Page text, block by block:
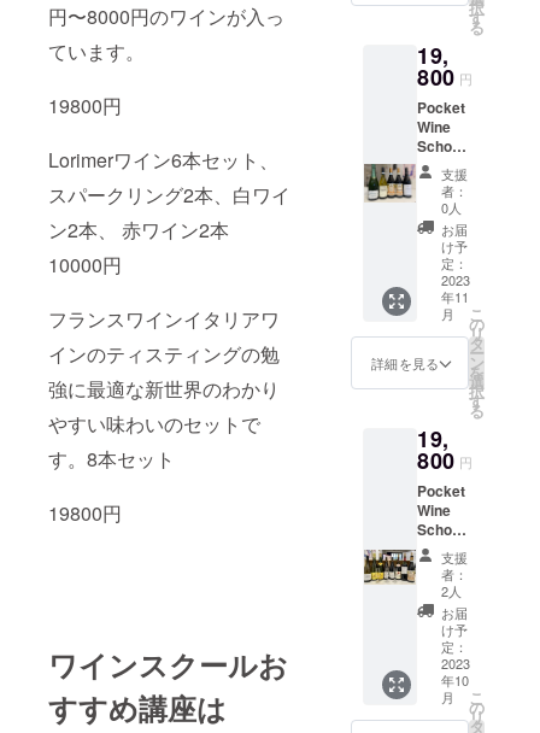
円〜8000円のワインが入っ
ています。
19800円
Lorimerワイン6本セット、
スパークリング2本、白ワイ
ン2本、 赤ワイン2本
10000円
フランスワインイタリアワ
インのティスティングの勉
強に最適な新世界のわかり
やすい味わいのセットで
す。8本セット
19800円
ワインスクールお
すすめ講座は
の白ト
がけ）
他、ゴ
ルゴン
ゾーラ
基づく
定商取
引に関
する法
律」に
基づき
以下に
明示い
たしま
す。
https://
pocket-
wine-
school.
com/co
urse_d
escripti
on.html
な味わ
いにク
ナワラ
らしさ
が感じ
られま
す。 特
定商取
引法及
び酒税
法に基
づく表
示特定
商取引
に関す
律」に
基づき
明示い
たしま
す。
https://
pocket-
wine-
school.
com/co
urse_d
escripti
on.html
相性料
理：香
りが高
く、タ
ンニン
分の多
いので
仔牛ジ
ビエ料
理、癖
のある
チー
ズ、 特
定商取
引法及
法に基
づく表
に関す
る法
律」に
基づき
以下に
明示い
たしま
す。
https://
pocket-
wine-
school.
com/co
urse_d
escripti
好きと
いう方
にこの
講座が
できま
した。
ワイン
産地を
代表す
る著名
な造り
手から
新進気
鋭の生
ど、
『人や
ル』の
個性を
中心
に、ぶ
どう品
種の個
性や風
土を知
るだけ
ではな
く、有
名作り
手個性
やワイ
ンの個
pocket-
school.
com/co
urse_d
escripti
on.html
インの
コース
料理
（人数
により
変わり
ます）
つきで
す。お
食事：
自家製
スモー
クサー
モン、
ピエモ
ンテ風
鶏ハ
ム、レ
ダー
ド、牡
蠣の
シャン
パー
ニュ
風、エ
スカル
ゴバ
タ、グ
ラタン
ドフィ
ノワ、
スキャ
ロッ
ピー
てもな
な舌触
りのワ
インで
す。 3
の解説
です。
格付け
はそれ
以上と
評価さ
れ、高
品質の
ワイン
を作り
続けて
いるサ
ンジュ
リアン
の4級
トー、
CH ブラ
ネール
デュク
リュの
総支配
人ジャ
ン・ド
ミニ
ク・
ヴィ
ドー氏
が作っ
たプラ
ヴェー
などや
い中に
複雑な
香りを
もつ。
完熟し
た果実
に、タ
ンニン
が溶け
込ん
で、と
てもな
めらか
な舌触
りのワ
インで
す。 3
の解説
です。
はそれ
以上と
評価さ
れ、高
品質の
ワイン
を作り
続けて
いるサ
ンジュ
リアン
の4級
シャ
トー、
CH ブラ
ネール
れた味
2,2AOC
Bourgo
gne
Blanc
カー
ヴ・
ド・
リュ
ニー
Cave
de
Lugny2
021 ■ブ
ルゴー
ニュ最
大級の
生産
者 ・
約1400
タール
という
膨大な
畑を擁
し、フ
ランス
AOCワ
イン生
産者で
10指に
数えら
れる規
模。
・年間
約1300
万本に
スが見
事な調
和を見
せてい
ます。
柑橘系
果実や
ブリオ
シュを
想わせ
る複雑
な香り
があ
り、フ
ローラ
和の取
れた味
2,2AOC
Bourgo
gne
Blanc
カー
ヴ・
ド・
リュ
ニー
Cave
de
Lugny2
021 ■ブ
ルゴー
ニュ最
大級の
Bourgo
gne
Blanc
カー
ヴ・
ド・
リュ
ニー
Cave
de
Lugny
ブル
ゴー
ニュ最
大級の
シトラ
ス、蜂
ルナッ
ツ、ア
カシア
の花な
どの繊
細な香
り。ク
リアー
で爽や
かなコ
ストパ
フォー
マンス
性に優
れたブ
"特級、
1級に匹
る“別格
の村”、
内陸
ヴァ
レ・
ド・
ラ・マ
ルヌ
「モン
ティ
ニー・
ス・
ティヨ
ン村」
ワール
と優れ
た栽培
から、
100％樽
発酵＆
樽熟成
の本格
派シャ
ンパー
ニュ" 2,
シャン
パー
ニュ
Ｊ．コ
入って
いま
す。
1,
Francia
corta(
フラン
チャコ
ルタ)
Brut(ブ
リュッ
ト) NV
DOCGL
Marche
sineFR
ANCIA
CORTA
レ マル
ケジー
ンチャ
コルタ
ブ
リュッ
ト ニテ
ンス
2011年
にはワ
インガ
イド
「ガン
ベロ
ンのお
セット
です。
全て辛
口で
す。 1,
シャル
リエ・
エ・
フィス
Charlie
Fils（R
M）R M
Champ
agne
Carte
Noire
r ムニエ
Chardo
nnay
シャル
ドネ
20%
Pinot
Noirピ
ノノ
ワール
20%
"特級、
1級に匹
敵する
「モン
ティ
ニー・
択
す
る
19,
800 円
Pocket
Wine
School
中級講
座北イ
タリ
ア、ロ
ンバル
ディ
ア、
ヴェネ
ト、ピ
エモン
テ高級
ワイン
お買い
ト 北イ
タリ
ア、ロ
ンバル
ディ
ア、
ヴェネ
ト、ピ
エモン
テ銘醸
ワイン5
種のお
買い得
セット
です。1
本5000
支援
者：
0人
お届
け予
定：
2023
年11
月
詳細を見る
こ
の
リ
タ
ー
ン
を
選
択
す
る
19,
800 円
Pocket
Wine
School,
Shop お
すすめ
お買い
得商品
です！
フラン
スワイ
ンイタ
リアワ
インの
支援
者：
2人
お届
け予
定：
2023
年10
月
こ
の
リ
タ